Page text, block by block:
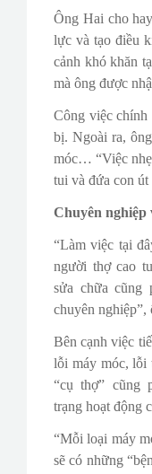
Ông Hai cho
lực và tạo điều
cảnh khó khăn
mà ông được
Công việc chính
bị. Ngoài ra,
móc… “Việc
tui và đứa con
Chuyên nghiệp
“Làm việc tại
người thợ cao
sửa chữa cũng
chuyên
Bên cạnh việc
lỗi máy móc, lỗi
“cụ thợ” cũng
trạng hoạt động
“Mỗi loại máy
sẽ có những